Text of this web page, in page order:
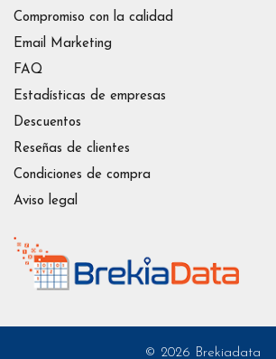
Compromiso con la calidad
Email Marketing
FAQ
Estadísticas de empresas
Descuentos
Reseñas de clientes
Condiciones de compra
Aviso legal
© 2026 Brekiadata